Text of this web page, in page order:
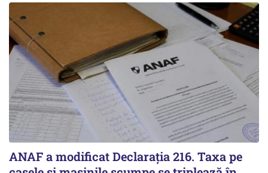
ANAF a modificat Declarația 216. Taxa pe